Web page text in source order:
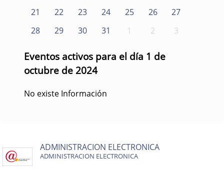
21
22 23 24 25 26
27
28
29 30 31 1 2 3
Eventos activos para el día 1 de
octubre de 2024
No existe Información
ADMINISTRACION ELECTRONICA
ADMINISTRACION ELECTRONICA